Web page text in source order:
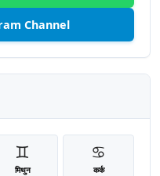
Channel
♊
मिथुन
♋
कर्क